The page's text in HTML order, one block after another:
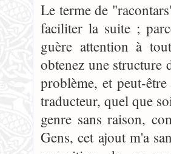
Le terme de
faciliter la suite ;
guère attention à
obtenez une structure
problème, et peut-
traducteur, quel que
genre sans raison,
Gens, cet ajout m'a